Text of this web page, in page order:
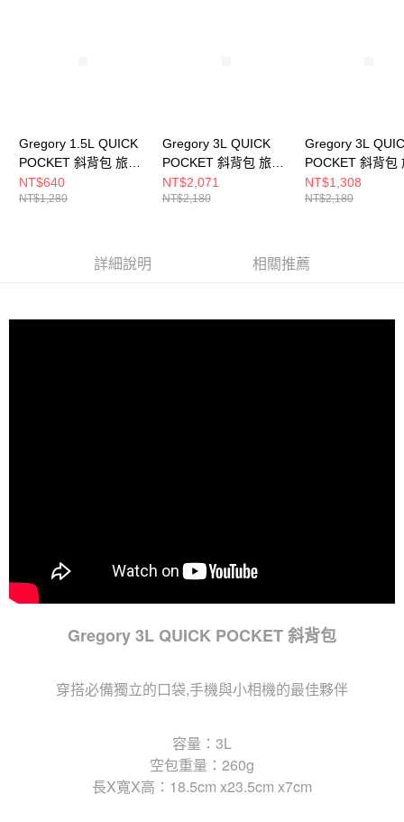
Gregory 1.5L QUICK
POCKET 斜背包 旅行
小包 焦糖棕， S
NT$640
NT$1,280
Gregory 3L QUICK
POCKET 斜背包 旅行
小包 木屋褐
NT$2,071
NT$2,180
Gregory 3L
POCKET 斜背包
小包 棕/淺米黃
NT$1,308
NT$2,180
詳細說明 相關推薦
Gregory 3L QUICK POCKET 斜背包
穿搭必備獨立的口袋,手機與小相機的最佳夥伴
容量：3L
空包重量：260g
長X寬X高：18.5cm x23.5cm x7cm